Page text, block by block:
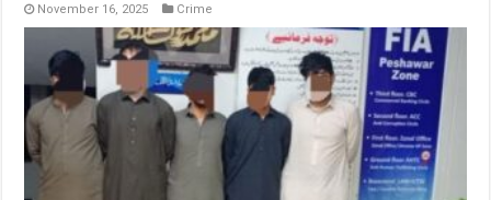
November 16, 2025 Crime